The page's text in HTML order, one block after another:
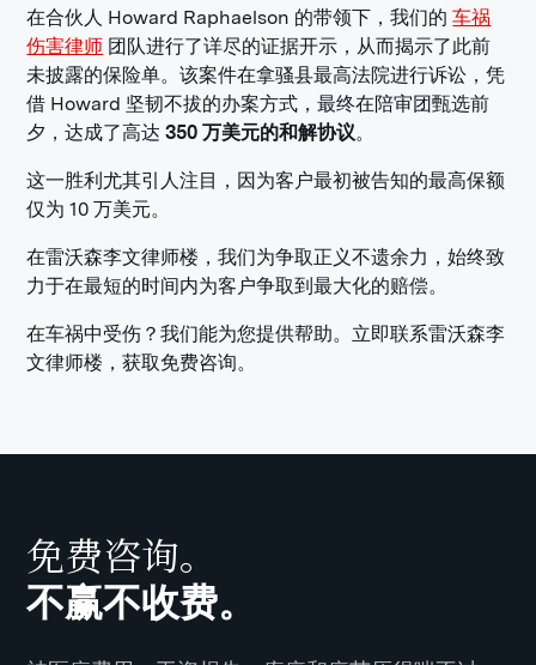
在合伙人 Howard Raphaelson 的带领下，我们的车祸
伤害律师 团队进行了详尽的证据开示，从而揭示了此前
未披露的保险单。该案件在拿骚县最高法院进行诉讼，凭
借 Howard 坚韧不拔的办案方式，最终在陪审团甄选前
夕，达成了高达350 万美元的和解协议。
这一胜利尤其引人注目，因为客户最初被告知的最高保额
仅为 10 万美元。
在雷沃森李文律师楼，我们为争取正义不遗余力，始终致
力于在最短的时间内为客户争取到最大化的赔偿。
在车祸中受伤？我们能为您提供帮助。立即联系雷沃森李
文律师楼，获取免费咨询。
免费咨询。
不赢不收费。